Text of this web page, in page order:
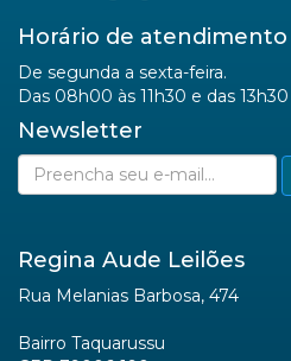
Horário de atendimento
De segunda a sexta-feira.
Das 08h00 às 11h30 e das
Newsletter
Regina Aude Leilões
Rua Melanias Barbosa, 474
Bairro Taquarussu